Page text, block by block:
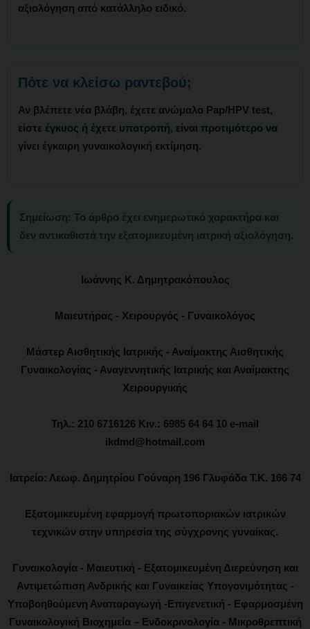
αξιολόγηση από κατάλληλο ειδικό.
Πότε να κλείσω ραντεβού;
Αν βλέπετε νέα βλάβη, έχετε ανώμαλο Pap/HPV test,
είστε έγκυος ή έχετε υποτροπή, είναι προτιμότερο να
γίνει έγκαιρη γυναικολογική εκτίμηση.
Σημείωση: Το άρθρο έχει ενημερωτικό χαρακτήρα και
δεν αντικαθιστά την εξατομικευμένη ιατρική αξιολόγηση.
Ιωάννης Κ. Δημητρακόπουλος
Μαιευτήρας - Χειρουργός - Γυναικολόγος
Μάστερ Αισθητικής Ιατρικής - Αναίμακτης Αισθητικής
Γυναικολογίας - Αναγεννητικής Ιατρικής και Αναίμακτης
Χειρουργικής
Τηλ.: 210 6716126 Κιν.: 6985 64 64 10 e-mail
ikdmd@hotmail.com
Ιατρείο: Λεωφ. Δημητρίου Γούναρη 196 Γλυφάδα Τ.Κ. 166 74
Εξατομικευμένη εφαρμογή πρωτοποριακών ιατρικών
τεχνικών στην υπηρεσία της σύγχρονης γυναίκας.
Γυναικολογία - Μαιευτική - Εξατομικευμένη Διερεύνηση και
Αντιμετώπιση Ανδρικής και Γυναικείας Υπογονιμότητας -
Υποβοηθούμενη Αναπαραγωγή -Επιγενετική - Εφαρμοσμένη
Γυναικολογική Βιοχημεία – Ενδοκρινολογία - Μικροθρεπτική